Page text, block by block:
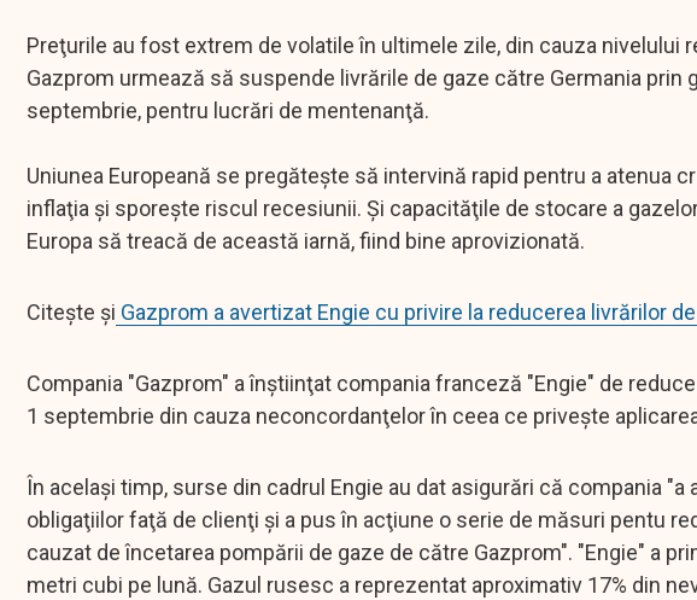
Preţurile au fost extrem de volatile în ultimele zile, din cauza nivelului
Gazprom urmează să suspende livrările de gaze către Germania prin
septembrie, pentru lucrări de mentenanţă.
Uniunea Europeană se pregăteşte să intervină rapid pentru a atenua
inflaţia şi sporeşte riscul recesiunii. Şi capacităţile de stocare a
Europa să treacă de această iarnă, fiind bine aprovizionată.
Citește și Gazprom a avertizat Engie cu privire la reducerea livrărilor
Compania "Gazprom" a înştiinţat compania franceză "Engie" de
1 septembrie din cauza neconcordanţelor în ceea ce priveşte
În acelaşi timp, surse din cadrul Engie au dat asigurări că compania
obligaţiilor faţă de clienţi şi a pus în acţiune o serie de măsuri pentu
cauzat de încetarea pompării de gaze de către Gazprom". "Engie" a
metri cubi pe lună. Gazul rusesc a reprezentat aproximativ 17% din